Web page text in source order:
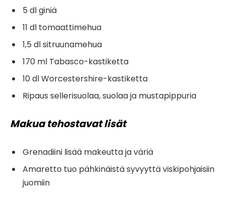
5 dl giniä
11 dl tomaattimehua
1,5 dl sitruunamehua
170 ml Tabasco-kastiketta
10 dl Worcestershire-kastiketta
Ripaus sellerisuolaa, suolaa ja mustapippuria
Makua tehostavat lisät
Grenadiini lisää makeutta ja väriä
Amaretto tuo pähkinäistä syvyyttä viskipohjaisiin
juomiin